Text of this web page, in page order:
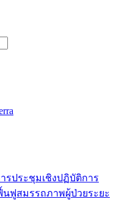
รประชุมเชิงปฏิบัติการ
ฟูสมรรถภาพผู้ป่วยระยะ